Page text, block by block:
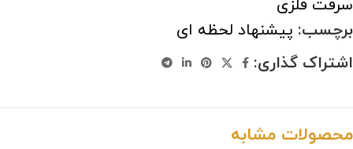
سرقت فلزی
برچسب: پیشنهاد لحظه ای
اشتراک گذاری:
محصولات مشابه